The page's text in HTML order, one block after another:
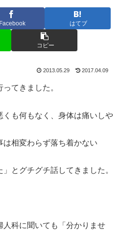
Facebook はてブ
コピー
2013.05.29 2017.04.09
てきました。
も何もなく、身体は痛いしや
相変わらず落ち着かない
」とグチグチ話してきました。
人科に聞いても「分かりませ